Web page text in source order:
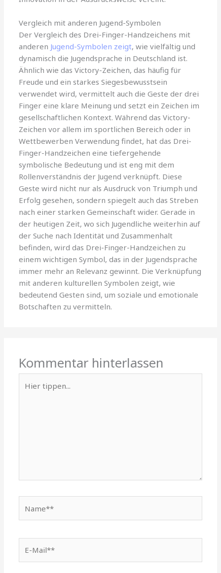
Vergleich mit anderen Jugend-Symbolen
Der Vergleich des Drei-Finger-Handzeichens mit
anderen Jugend-Symbolen zeigt, wie vielfältig und
dynamisch die Jugendsprache in Deutschland ist.
Ähnlich wie das Victory-Zeichen, das häufig für
Freude und ein starkes Siegesbewusstsein
verwendet wird, vermittelt auch die Geste der drei
Finger eine klare Meinung und setzt ein Zeichen im
gesellschaftlichen Kontext. Während das Victory-
Zeichen vor allem im sportlichen Bereich oder in
Wettbewerben Verwendung findet, hat das Drei-
Finger-Handzeichen eine tiefergehende
symbolische Bedeutung und ist eng mit dem
Rollenverständnis der Jugend verknüpft. Diese
Geste wird nicht nur als Ausdruck von Triumph und
Erfolg gesehen, sondern spiegelt auch das Streben
nach einer starken Gemeinschaft wider. Gerade in
der heutigen Zeit, wo sich Jugendliche weiterhin auf
der Suche nach Identität und Zusammenhalt
befinden, wird das Drei-Finger-Handzeichen zu
einem wichtigen Symbol, das in der Jugendsprache
immer mehr an Relevanz gewinnt. Die Verknüpfung
mit anderen kulturellen Symbolen zeigt, wie
bedeutend Gesten sind, um soziale und emotionale
Botschaften zu vermitteln.
Kommentar hinterlassen
tippen...
Mail**